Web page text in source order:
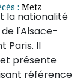
: Metz
la nationalité
l'Alsace-
Paris. Il
présente
référence